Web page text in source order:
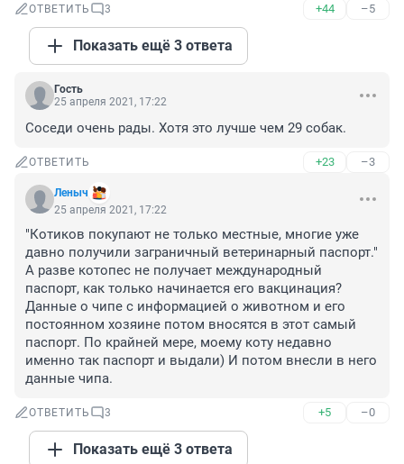
ОТВЕТИТЬ 3 +44 –5
Показать ещё 3 ответа
Гость
25 апреля 2021, 17:22
Соседи очень рады. Хотя это лучше чем 29 собак.
ОТВЕТИТЬ +23 –3
Леныч
25 апреля 2021, 17:22
"Котиков покупают не только местные, многие уже
давно получили заграничный ветеринарный паспорт."
А разве котопес не получает международный
паспорт, как только начинается его вакцинация?
Данные о чипе с информацией о животном и его
постоянном хозяине потом вносятся в этот самый
паспорт. По крайней мере, моему коту недавно
именно так паспорт и выдали) И потом внесли в него
данные чипа.
ОТВЕТИТЬ 3 +5 –0
Показать ещё 3 ответа